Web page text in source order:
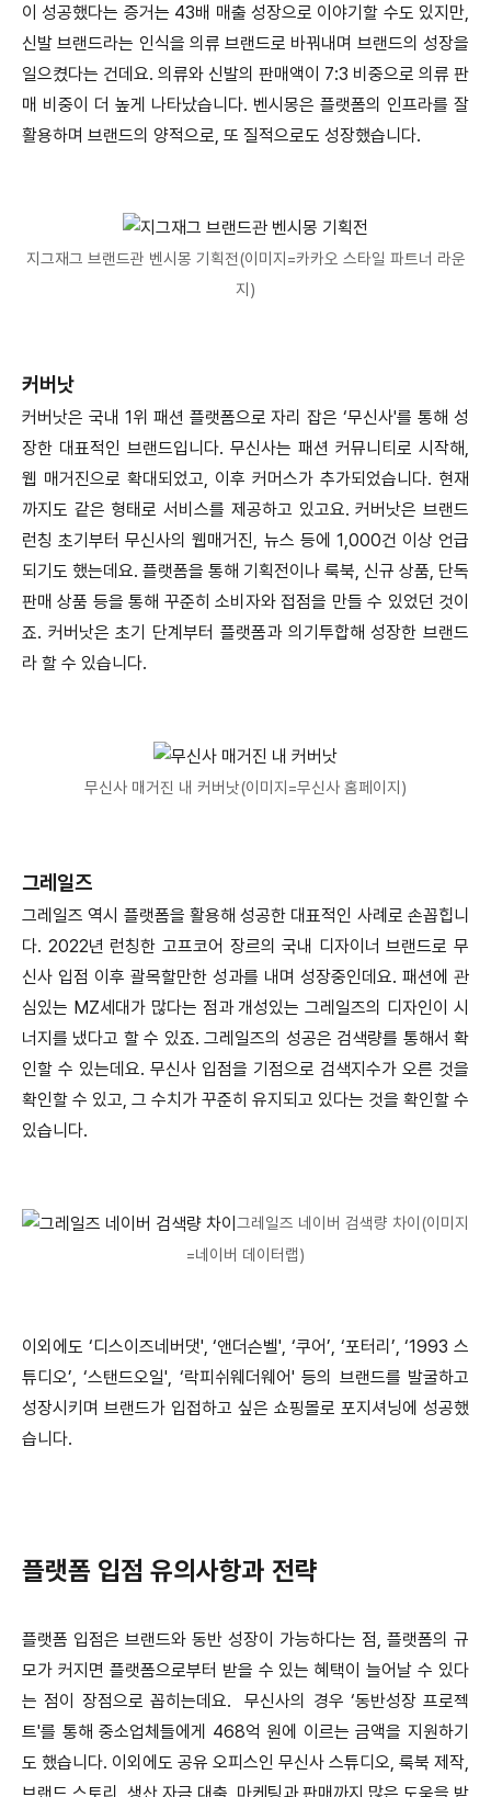
이 성공했다는 증거는 43배 매출 성장으로 이야기할 수도 있지만,
신발 브랜드라는 인식을 의류 브랜드로 바꿔내며 브랜드의 성장을
일으켰다는 건데요. 의류와 신발의 판매액이 7:3 비중으로 의류 판
매 비중이 더 높게 나타났습니다. 벤시몽은 플랫폼의 인프라를 잘
활용하며 브랜드의 양적으로, 또 질적으로도 성장했습니다.
지그재그 브랜드관 벤시몽 기획전(이미지=카카오 스타일 파트너 라운
지)
커버낫
커버낫은 국내 1위 패션 플랫폼으로 자리 잡은 ‘무신사'를 통해 성
장한 대표적인 브랜드입니다. 무신사는 패션 커뮤니티로 시작해,
웹 매거진으로 확대되었고, 이후 커머스가 추가되었습니다. 현재
까지도 같은 형태로 서비스를 제공하고 있고요. 커버낫은 브랜드
런칭 초기부터 무신사의 웹매거진, 뉴스 등에 1,000건 이상 언급
되기도 했는데요. 플랫폼을 통해 기획전이나 룩북, 신규 상품, 단독
판매 상품 등을 통해 꾸준히 소비자와 접점을 만들 수 있었던 것이
죠. 커버낫은 초기 단계부터 플랫폼과 의기투합해 성장한 브랜드
라 할 수 있습니다.
무신사 매거진 내 커버낫(이미지=무신사 홈페이지)
그레일즈
그레일즈 역시 플랫폼을 활용해 성공한 대표적인 사례로 손꼽힙니
다. 2022년 런칭한 고프코어 장르의 국내 디자이너 브랜드로 무
신사 입점 이후 괄목할만한 성과를 내며 성장중인데요. 패션에 관
심있는 MZ세대가 많다는 점과 개성있는 그레일즈의 디자인이 시
너지를 냈다고 할 수 있죠. 그레일즈의 성공은 검색량를 통해서 확
인할 수 있는데요. 무신사 입점을 기점으로 검색지수가 오른 것을
확인할 수 있고, 그 수치가 꾸준히 유지되고 있다는 것을 확인할 수
있습니다.
그레일즈 네이버 검색량 차이(이미지
=네이버 데이터랩)
이외에도 ‘디스이즈네버댓', ‘앤더슨벨', ‘쿠어’, ‘포터리’, ‘1993 스
튜디오’, ‘스탠드오일', ‘락피쉬웨더웨어' 등의 브랜드를 발굴하고
성장시키며 브랜드가 입접하고 싶은 쇼핑몰로 포지셔닝에 성공했
습니다.
플랫폼 입점 유의사항과 전략
플랫폼 입점은 브랜드와 동반 성장이 가능하다는 점, 플랫폼의 규
모가 커지면 플랫폼으로부터 받을 수 있는 혜택이 늘어날 수 있다
는 점이 장점으로 꼽히는데요. 무신사의 경우 ‘동반성장 프로젝
트'를 통해 중소업체들에게 468억 원에 이르는 금액을 지원하기
도 했습니다. 이외에도 공유 오피스인 무신사 스튜디오, 룩북 제작,